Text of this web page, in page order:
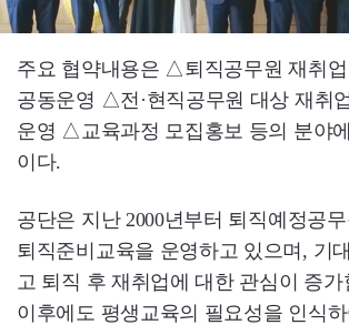
주요 협약내용은 △퇴직공무원 재취
공동운영 △전·현직공무원 대상 재취
운영 △교육과정 모집홍보 등의 분야
이다.
공단은 지난 2000년부터 퇴직예정공
퇴직준비교육을 운영하고 있으며, 기
고 퇴직 후 재취업에 대한 관심이 증
이후에도 평생교육의 필요성을 인식